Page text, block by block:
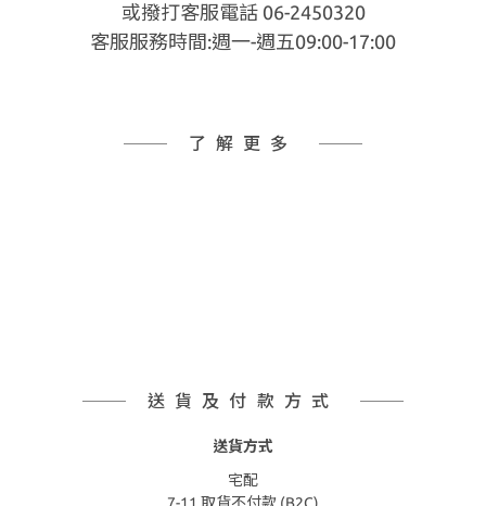
或撥打客服電話 06-2450320
客服服務時間:週一-週五09:00-17:00
了解更多
送貨及付款方式
送貨方式
宅配